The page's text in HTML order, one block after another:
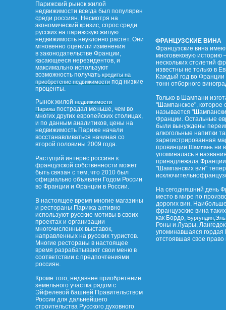
Парижский рынок жилой
недвижимости всегда был популярен
среди россиян. Несмотря на
экономический кризис, спрос среди
русских на парижскую жилую
недвижимость неуклонно растет. Они
мгновенно оценили изменения
в законодательстве Франции,
касающееся нерезидентов, и
максимально используют
возможность получать кредиты на
приобретение недвижимости под низкие
проценты.
Рынок жилой недвижимости
Парижа пострадал меньше, чем во
многих других европейских столицах,
и по данным аналитиков, цены на
недвижимость Париже начали
восстанавливаться начиная со
второй половины 2009 года.
Растущий интерес россиян к
французской собственности может
быть связан с тем, что 2010 был
официально объявлен Годом России
во Франции и Франции в России.
В настоящее время многие магазины
и рестораны Парижа активно
используют русские мотивы в своих
проектах и организации
многочисленных выставок,
направленных на русских туристов.
Многие рестораны в настоящее
время разрабатывают свои меню в
соответствии с предпочтениями
россиян.
Кроме того, недавнее приобретение
земельного участка рядом с
Эйфелевой башней Правительством
России для дальнейшего
строительства Русского духовного
ФРАНЦУЗСКИЕ ВИНА
Французские вина
многовековую историю
нескольких столетий
известны не только в
Каждый год во
тонн отборного
Только в Шампани
"Шампанское", которое
называется
Франции. Остальные
были вынуждены
алкогольные напитки
зарегистрированная
провинции Шампань ни
упоминалась в
принадлежала
"Шампанских вин"
На сегодняшний день
место в мире по
дорогих вин.
французские вина
как Бордо, Бургундия,
Роны и Луары,
упоминавшаяся
отстоявшая свое право